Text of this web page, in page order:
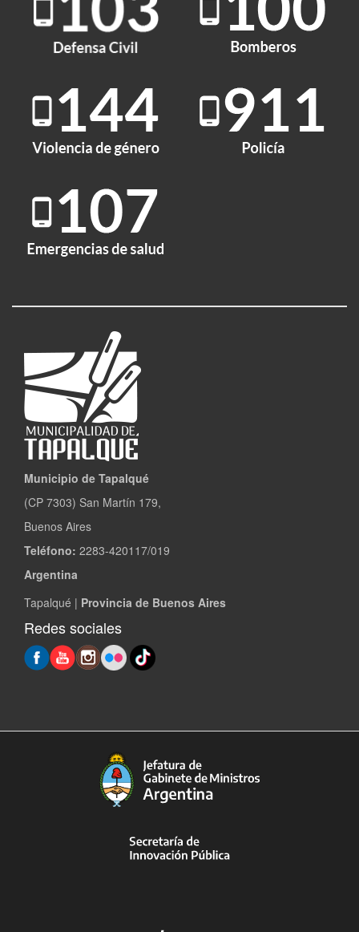
Municipio de Tapalqué
(CP 7303) San Martín 179,
Buenos Aires
Teléfono: 2283-420117/019
Argentina
Tapalqué | Provincia de Buenos Aires
Redes sociales